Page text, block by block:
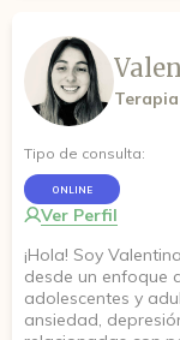
Tipo de consulta:
ONLINE
Ver Perfil
¡Hola! Soy
desde un enfoque
adolescentes y
ansiedad,